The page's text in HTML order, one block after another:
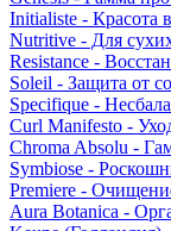
Initialiste - Красота
Nutritive - Для
Resistance -
Soleil - Защита от
Specifique -
Curl Manifesto -
Chroma Absolu -
Symbiose -
Premiere -
Aura Botanica -